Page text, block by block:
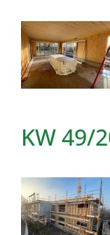
KW 49/